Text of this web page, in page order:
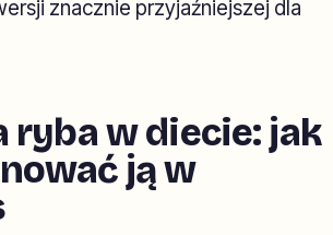
znacznie przyjaźniejszej dla
ryba w diecie: jak
ją w